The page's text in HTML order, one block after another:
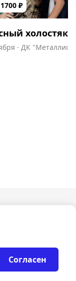
1700 ₽
холостяк
· ДК "Металлист"
данных
Согласен